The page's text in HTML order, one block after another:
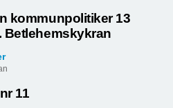
kommunpolitiker 13
Betlehemskykran
11